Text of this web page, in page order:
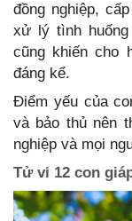
đồng nghiệp,
xử lý tình
cũng khiến cho
đáng kể.
Điểm yếu của
và bảo thủ nên
nghiệp và mọi
Tử vi 12 con